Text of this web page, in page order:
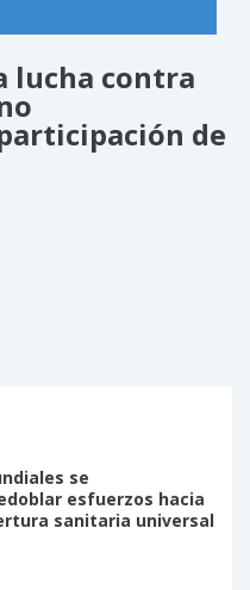
lucha contra
de
se
esfuerzos hacia
sanitaria universal